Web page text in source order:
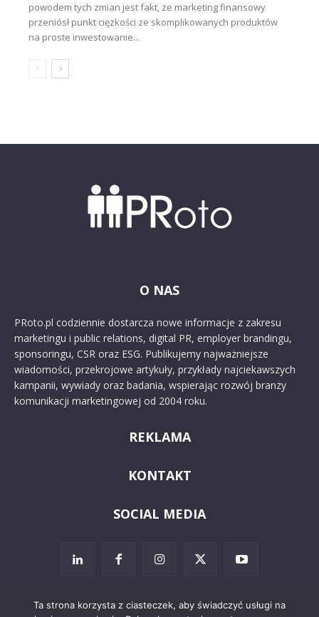
powodem tych zmian jest fakt, że marketing finansowy
przeniósł punkt ciężkości ze skomplikowanych produktów
na proste inwestowanie...
O NAS
PRoto.pl codziennie dostarcza nowe informacje z zakresu
marketingu i public relations, digital PR, employer brandingu,
sponsoringu, CSR oraz ESG. Publikujemy najważniejsze
wiadomości, przekrojowe artykuły, przykłady najciekawszych
kampanii, wywiady oraz badania, wspierając rozwój branży
komunikacji marketingowej od 2004 roku.
REKLAMA
KONTAKT
SOCIAL MEDIA
Ta strona korzysta z ciasteczek, aby świadczyć usługi na